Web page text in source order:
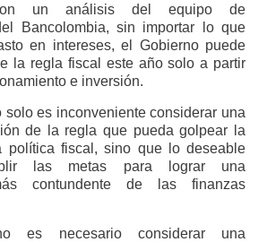
un análisis del equipo de
Bancolombia, sin importar lo que
en intereses, el Gobierno puede
la regla fiscal este año solo a partir
e inversión.
solo es inconveniente considerar una
de la regla que pueda golpear la
política fiscal, sino que lo deseable
las metas para lograr una
contundente de las finanzas
es necesario considerar una